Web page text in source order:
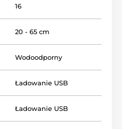
16
20 - 65 cm
Wodoodporny
Ładowanie USB
Ładowanie USB